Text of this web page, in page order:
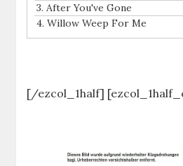
3.After You've Gone
4.Willow Weep For Me
[/ezcol_1half]